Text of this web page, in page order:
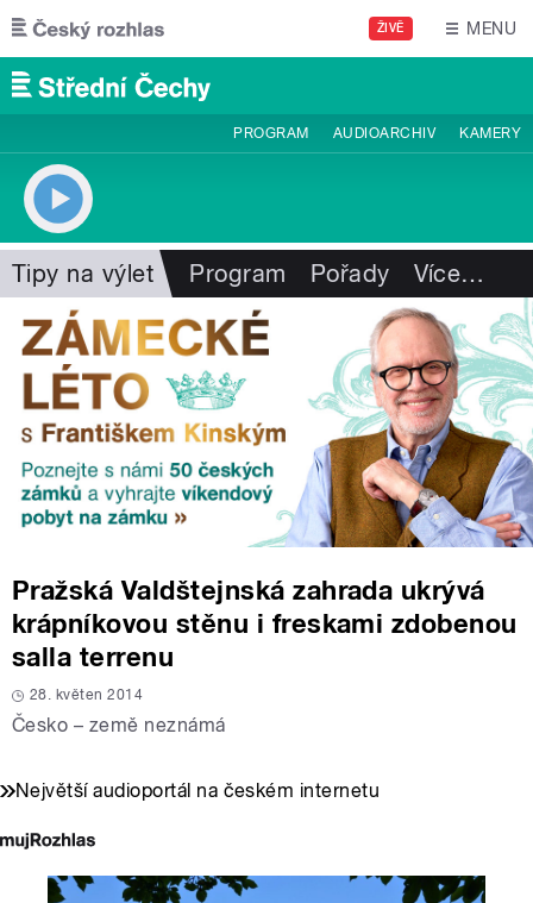
Přejít k hlavnímu obsahu
ŽIVĚ MENU
PROGRAM AUDIOARCHIV KAMERY
Tipy na výlet Program Pořady Více…
Pražská Valdštejnská zahrada ukrývá
krápníkovou stěnu i freskami zdobenou
salla terrenu
28. květen 2014
Česko – země neznámá
Největší audioportál na českém internetu